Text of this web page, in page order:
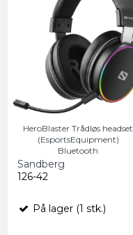
HeroBlaster Trådløs headset
(EsportsEquipment)
Bluetooth
Sandberg
126-42
På lager (1 stk.)